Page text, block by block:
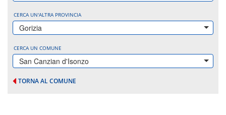
CERCA UN'ALTRA PROVINCIA
Gorizia
CERCA UN COMUNE
San Canzian d'Isonzo
TORNA AL COMUNE